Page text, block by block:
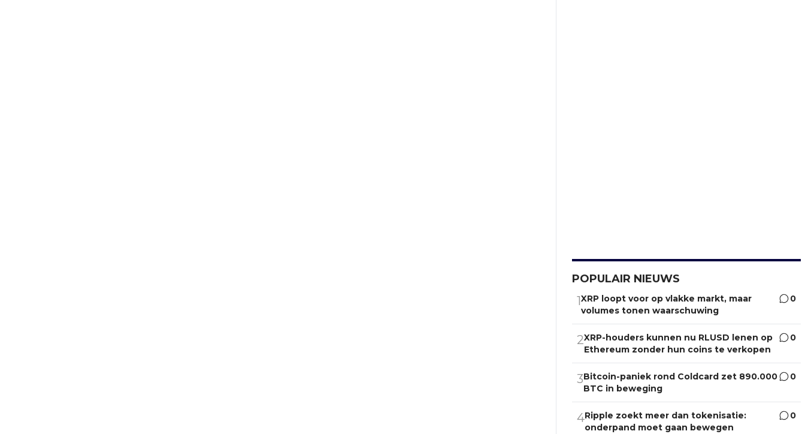
POPULAIR NIEUWS
1XRP loopt voor op vlakke markt, maar
volumes tonen waarschuwing
0
2XRP-houders kunnen nu RLUSD lenen op
Ethereum zonder hun coins te verkopen
0
3Bitcoin-paniek rond Coldcard zet 890.000
BTC in beweging
0
4Ripple zoekt meer dan tokenisatie:
onderpand moet gaan bewegen
0